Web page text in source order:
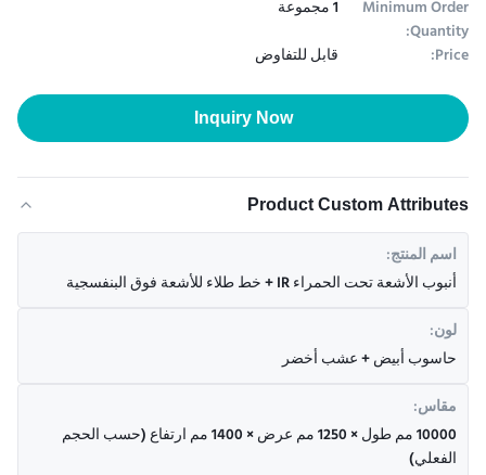
Minimum Order
Quantity:
1 مجموعة
Price:
قابل للتفاوض
Inquiry Now
Product Custom Attributes
اسم المنتج:
أنبوب الأشعة تحت الحمراء IR + خط طلاء للأشعة فوق البنفسجية
لون:
حاسوب أبيض + عشب أخضر
مقاس:
10000 مم طول × 1250 مم عرض × 1400 مم ارتفاع (حسب الحجم
الفعلي)